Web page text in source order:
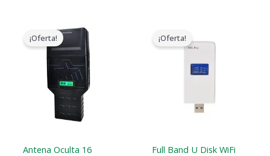
¡Oferta!
Antena Oculta 16
¡Oferta!
Full Band U Disk WiFi
original
era:
$139.00.
actual
$89.99.